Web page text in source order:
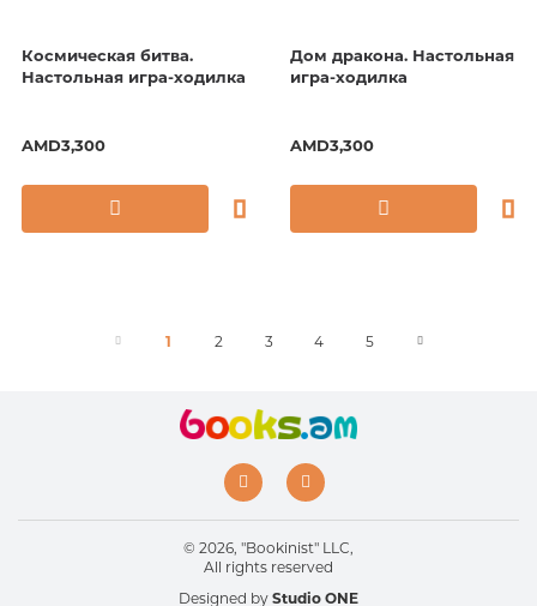
Космическая битва.
Настольная игра-ходилка
AMD3,300
Дом дракона. Настольная
игра-ходилка
AMD3,300
1 2 3 4 5
© 2026, "Bookinist" LLC,
All rights reserved
Designed by Studio ONE